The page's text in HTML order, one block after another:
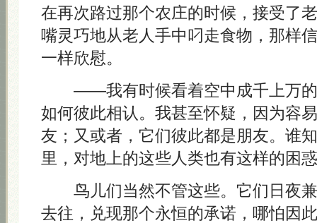
在再次路过那个农庄的时候，接受了
嘴灵巧地从老人手中叼走食物，那样
一样欣慰。
——我有时候看着空中成千上万的
如何彼此相认。我甚至怀疑，因为容
友；又或者，它们彼此都是朋友。谁
里，对地上的这些人类也有这样的困
鸟儿们当然不管这些。它们日夜兼
去往，兑现那个永恒的承诺，哪怕因